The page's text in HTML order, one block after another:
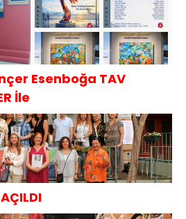
Esenboğa TAV
İle